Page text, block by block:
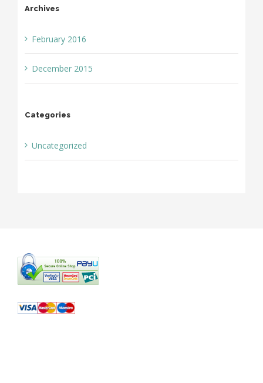
Archives
February 2016
December 2015
Categories
Uncategorized